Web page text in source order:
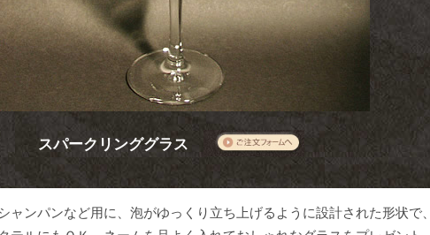
スパークリンググラス
ャンパンなど用に、泡がゆっくり立ち上げるように設計された形状で